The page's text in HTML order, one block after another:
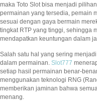
maka Toto Slot bisa menjadi
permainan yang tersedia, pemain
sesuai dengan gaya bermain
tingkat RTP yang tinggi, sehingga
mendapatkan keuntungan dalam
Salah satu hal yang sering
dalam permainan. Slot777
setiap hasil permainan benar-
menggunakan teknologi RNG
memberikan jaminan bahwa
menang.